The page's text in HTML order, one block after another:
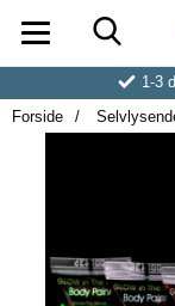
1-3
Forside